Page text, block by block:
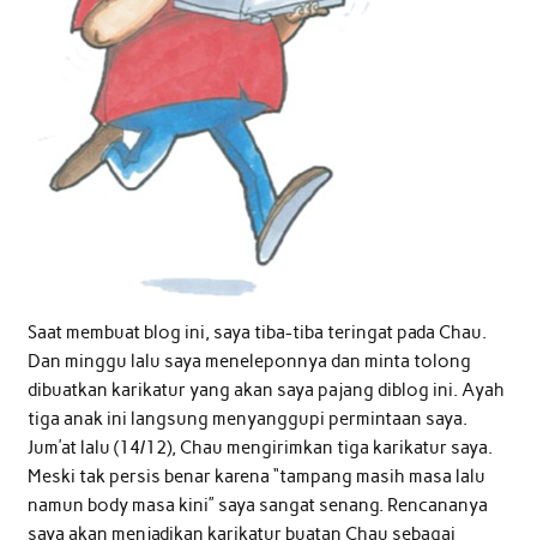
Saat membuat blog ini, saya tiba-tiba teringat pada Chau.
Dan minggu lalu saya meneleponnya dan minta tolong
dibuatkan karikatur yang akan saya pajang diblog ini. Ayah
tiga anak ini langsung menyanggupi permintaan saya.
Jum’at lalu (14/12), Chau mengirimkan tiga karikatur saya.
Meski tak persis benar karena “tampang masih masa lalu
namun body masa kini” saya sangat senang. Rencananya
saya akan menjadikan karikatur buatan Chau sebagai